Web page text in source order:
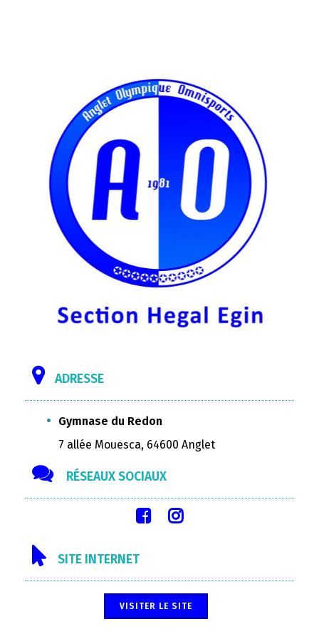
ADRESSE
Gymnase du Redon
7 allée Mouesca, 64600 Anglet
RÉSEAUX SOCIAUX
SITE INTERNET
VISITER LE SITE